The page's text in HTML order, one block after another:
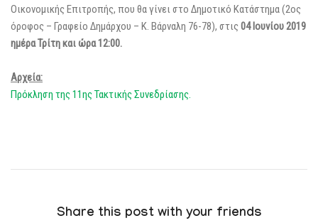
Οικονομικής Επιτροπής, που θα γίνει στο Δημοτικό Κατάστημα (2ος
όροφος – Γραφείο Δημάρχου – Κ. Βάρναλη 76-78), στις 04 Ιουνίου 2019
ημέρα Τρίτη και ώρα 12:00.
Αρχεία:
Πρόκληση της 11ης Τακτικής Συνεδρίασης.
Share this post with your friends